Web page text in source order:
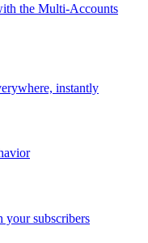
the Multi-Accounts
instantly
your subscribers